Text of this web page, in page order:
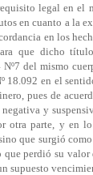
legal en el
en cuanto a la
en los
que dicho
del mismo
en el
pues de
y
otra parte, y en
que surgió
perdió su
supuesto